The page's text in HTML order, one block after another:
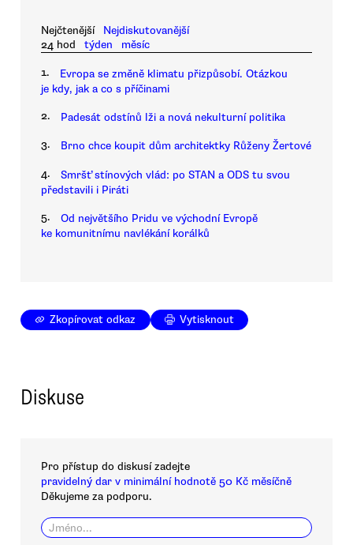
Nejčtenější
Nejdiskutovanější
24 hod
týden měsíc
1.
Evropa se změně klimatu přizpůsobí. Otázkou
je kdy, jak a co s příčinami
2. Padesát odstínů lži a nová nekulturní politika
3. Brno chce koupit dům architektky Růženy Žertové
4.
Smršť stínových vlád: po STAN a ODS tu svou
představili i Piráti
5.
Od největšího Pridu ve východní Evropě
ke komunitnímu navlékání korálků
Zkopírovat odkaz Vytisknout
Diskuse
Pro přístup do diskusí zadejte
pravidelný dar v minimální hodnotě 50 Kč měsíčně
Děkujeme za podporu.